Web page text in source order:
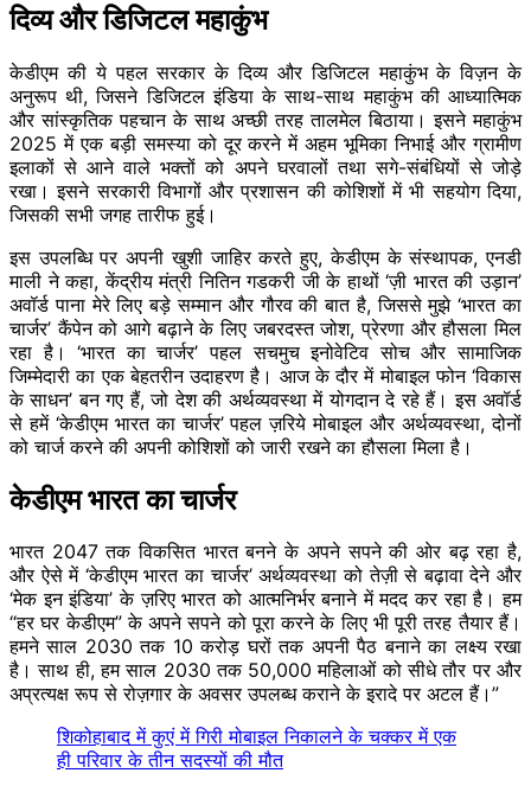
दिव्य और डिजिटल महाकुंभ
केडीएम की ये पहल सरकार के दिव्य और डिजिटल महाकुंभ के विज़न के
अनुरूप थी, जिसने डिजिटल इंडिया के साथ-साथ महाकुंभ की आध्यात्मिक
और सांस्कृतिक पहचान के साथ अच्छी तरह तालमेल बिठाया। इसने महाकुंभ
2025 में एक बड़ी समस्या को दूर करने में अहम भूमिका निभाई और ग्रामीण
इलाकों से आने वाले भक्तों को अपने घरवालों तथा सगे-संबंधियों से जोड़े
रखा। इसने सरकारी विभागों और प्रशासन की कोशिशों में भी सहयोग दिया,
जिसकी सभी जगह तारीफ हुई।
इस उपलब्धि पर अपनी खुशी जाहिर करते हुए, केडीएम के संस्थापक, एनडी
माली ने कहा, केंद्रीय मंत्री नितिन गडकरी जी के हाथों ‘ज़ी भारत की उड़ान’
अवॉर्ड पाना मेरे लिए बड़े सम्मान और गौरव की बात है, जिससे मुझे ‘भारत का
चार्जर’ कैंपेन को आगे बढ़ाने के लिए जबरदस्त जोश, प्रेरणा और हौसला मिल
रहा है। ‘भारत का चार्जर’ पहल सचमुच इनोवेटिव सोच और सामाजिक
जिम्मेदारी का एक बेहतरीन उदाहरण है। आज के दौर में मोबाइल फोन ‘विकास
के साधन’ बन गए हैं, जो देश की अर्थव्यवस्था में योगदान दे रहे हैं। इस अवॉर्ड
से हमें ‘केडीएम भारत का चार्जर’ पहल ज़रिये मोबाइल और अर्थव्यवस्था, दोनों
को चार्ज करने की अपनी कोशिशों को जारी रखने का हौसला मिला है।
केडीएम भारत का चार्जर
भारत 2047 तक विकसित भारत बनने के अपने सपने की ओर बढ़ रहा है,
और ऐसे में ‘केडीएम भारत का चार्जर’ अर्थव्यवस्था को तेज़ी से बढ़ावा देने और
‘मेक इन इंडिया’ के ज़रिए भारत को आत्मनिर्भर बनाने में मदद कर रहा है। हम
“हर घर केडीएम” के अपने सपने को पूरा करने के लिए भी पूरी तरह तैयार हैं।
हमने साल 2030 तक 10 करोड़ घरों तक अपनी पैठ बनाने का लक्ष्य रखा
है। साथ ही, हम साल 2030 तक 50,000 महिलाओं को सीधे तौर पर और
अप्रत्यक्ष रूप से रोज़गार के अवसर उपलब्ध कराने के इरादे पर अटल हैं।”
शिकोहाबाद में कुएं में गिरी मोबाइल निकालने के चक्कर में एक
ही परिवार के तीन सदस्यों की मौत